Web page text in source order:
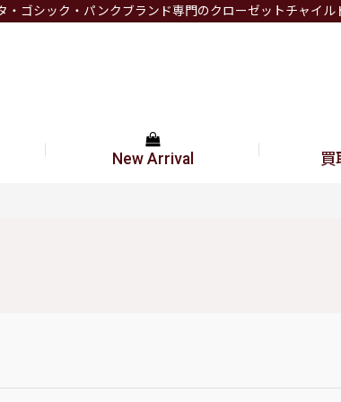
・ゴシック・パンクブランド専門のクローゼットチャイル
New Arrival 買